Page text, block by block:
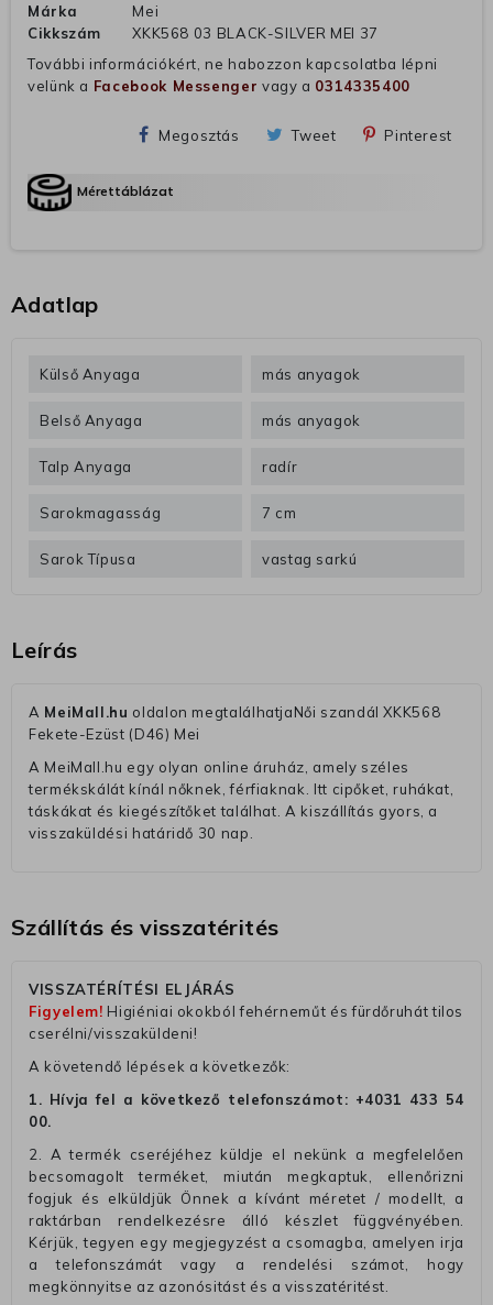
Márka
Mei
Cikkszám
XKK568 03 BLACK-SILVER MEI 37
További információkért, ne habozzon kapcsolatba lépni
velünk a Facebook Messenger vagy a 0314335400
Megosztás Tweet Pinterest
Mérettáblázat
Adatlap
Külső Anyaga más anyagok
Belső Anyaga más anyagok
Talp Anyaga radír
Sarokmagasság 7 cm
Sarok Típusa vastag sarkú
Leírás
A MeiMall.hu oldalon megtalálhatjaNői szandál XKK568
Fekete-Ezüst (D46) Mei
A MeiMall.hu egy olyan online áruház, amely széles
termékskálát kínál nőknek, férfiaknak. Itt cipőket, ruhákat,
táskákat és kiegészítőket találhat. A kiszállítás gyors, a
visszaküldési határidő 30 nap.
Szállítás és visszatérités
VISSZATÉRÍTÉSI ELJÁRÁS
Figyelem! Higiéniai okokból fehérneműt és fürdőruhát tilos
cserélni/visszaküldeni!
A követendő lépések a következők:
1. Hívja fel a következő telefonszámot: +4031 433 54
00.
2. A termék cseréjéhez küldje el nekünk a megfelelően
becsomagolt terméket, miután megkaptuk, ellenőrizni
fogjuk és elküldjük Önnek a kívánt méretet / modellt, a
raktárban rendelkezésre álló készlet függvényében.
Kérjük, tegyen egy megjegyzést a csomagba, amelyen irja
a telefonszámát vagy a rendelési számot, hogy
megkönnyitse az azonósitást és a visszatéritést.